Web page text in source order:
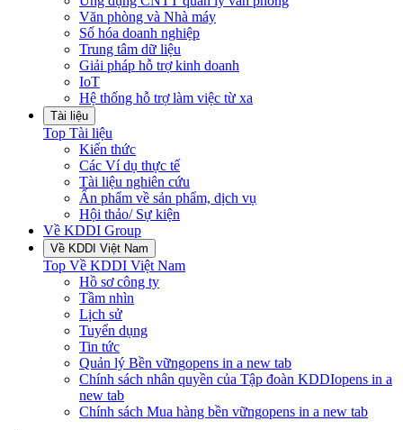
Văn phòng và Nhà máy
Số hóa doanh nghiệp
Trung tâm dữ liệu
Giải pháp hỗ trợ kinh doanh
IoT
Hệ thống hỗ trợ làm việc từ xa
Tài liệu
Top Tài liệu
Kiến thức
Các Ví dụ thực tế
Tài liệu nghiên cứu
Ấn phẩm về sản phẩm, dịch vụ
Hội thảo/ Sự kiện
Về KDDI Group
Về KDDI Việt Nam
Top Về KDDI Việt Nam
Hồ sơ công ty
Tầm nhìn
Lịch sử
Tuyển dụng
Tin tức
Quản lý Bền vữngopens in a new tab
Chính sách nhân quyền của Tập đoàn KDDIopens in a
new tab
Chính sách Mua hàng bền vữngopens in a new tab